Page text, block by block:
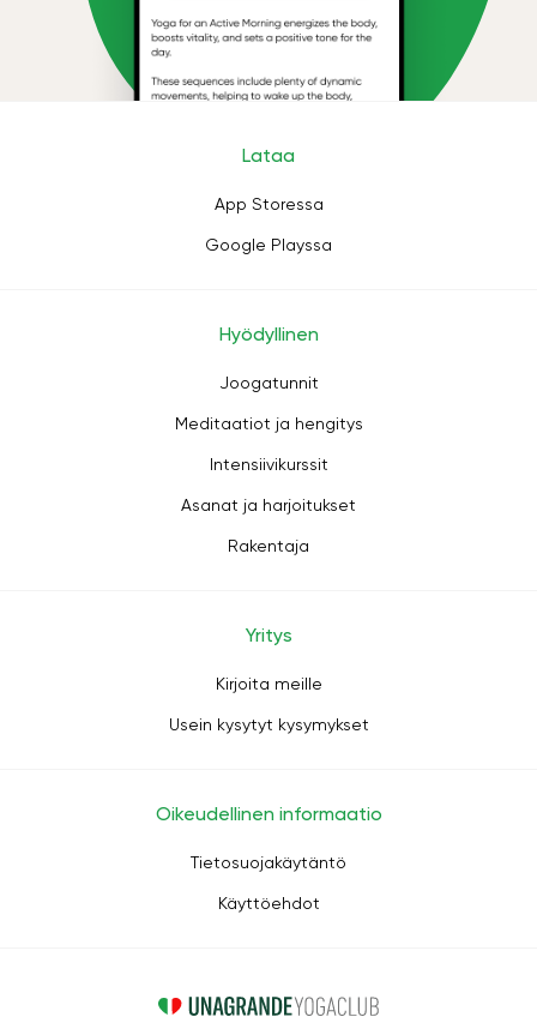
Lataa
App Storessa
Google Playssa
Hyödyllinen
Joogatunnit
Meditaatiot ja hengitys
Intensiivikurssit
Asanat ja harjoitukset
Rakentaja
Yritys
Kirjoita meille
Usein kysytyt kysymykset
Oikeudellinen informaatio
Tietosuojakäytäntö
Käyttöehdot